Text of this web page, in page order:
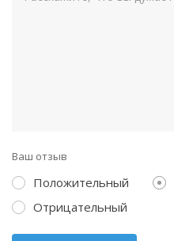
Ваш отзыв
Положительный
Отрицательный